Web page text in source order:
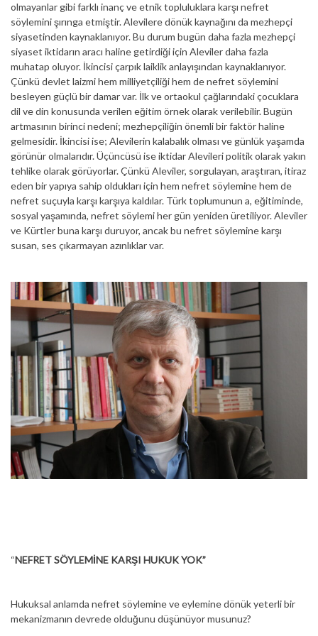
olmayanlar gibi farklı inanç ve etnik topluluklara karşı nefret
söylemini şırınga etmiştir. Alevilere dönük kaynağını da mezhepçi
siyasetinden kaynaklanıyor. Bu durum bugün daha fazla mezhepçi
siyaset iktidarın aracı haline getirdiği için Aleviler daha fazla
muhatap oluyor. İkincisi çarpık laiklik anlayışından kaynaklanıyor.
Çünkü devlet laizmi hem milliyetçiliği hem de nefret söylemini
besleyen güçlü bir damar var. İlk ve ortaokul çağlarındaki çocuklara
dil ve din konusunda verilen eğitim örnek olarak verilebilir. Bugün
artmasının birinci nedeni; mezhepçiliğin önemli bir faktör haline
gelmesidir. İkincisi ise; Alevilerin kalabalık olması ve günlük yaşamda
görünür olmalarıdır. Üçüncüsü ise iktidar Alevileri politik olarak yakın
tehlike olarak görüyorlar. Çünkü Aleviler, sorgulayan, araştıran, itiraz
eden bir yapıya sahip oldukları için hem nefret söylemine hem de
nefret suçuyla karşı karşıya kaldılar. Türk toplumunun a, eğitiminde,
sosyal yaşamında, nefret söylemi her gün yeniden üretiliyor. Aleviler
ve Kürtler buna karşı duruyor, ancak bu nefret söylemine karşı
susan, ses çıkarmayan azınlıklar var.
“NEFRET SÖYLEMİNE KARŞI HUKUK YOK”
Hukuksal anlamda nefret söylemine ve eylemine dönük yeterli bir
mekanizmanın devrede olduğunu düşünüyor musunuz?